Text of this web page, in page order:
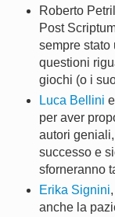
Roberto
Post
sempre stato
questioni
giochi (o i
Luca Bellini e
per aver
autori
successo e
sforneranno
Erika Signini
anche la